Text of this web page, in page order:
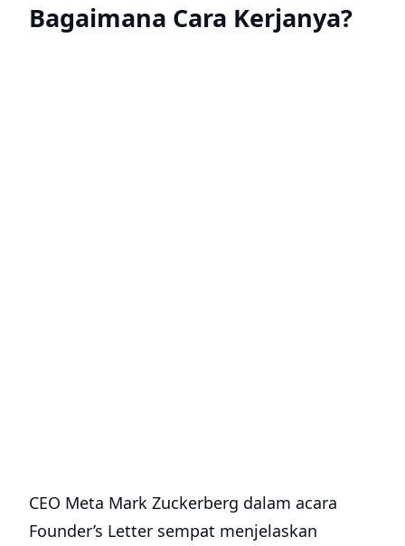
Bagaimana Cara Kerjanya?
CEO Meta Mark Zuckerberg dalam acara
Founder’s Letter sempat menjelaskan